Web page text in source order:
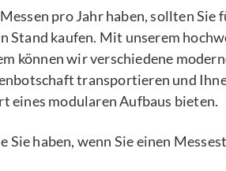
pro Jahr haben, sollten Sie
Stand kaufen. Mit unserem
können wir verschiedene
transportieren und
eines modularen Aufbaus bieten.
Sie haben, wenn Sie einen